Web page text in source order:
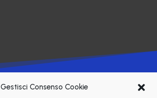
Gestisci Consenso Cookie
Soluzioni Informatiche Srl